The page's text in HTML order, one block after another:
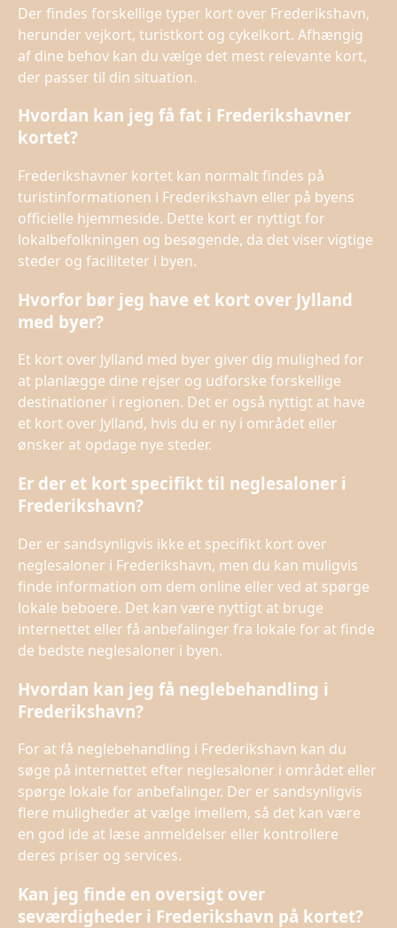
Der findes forskellige typer kort over Frederikshavn,
herunder vejkort, turistkort og cykelkort. Afhængig
af dine behov kan du vælge det mest relevante kort,
der passer til din situation.
Hvordan kan jeg få fat i Frederikshavner
kortet?
Frederikshavner kortet kan normalt findes på
turistinformationen i Frederikshavn eller på byens
officielle hjemmeside. Dette kort er nyttigt for
lokalbefolkningen og besøgende, da det viser vigtige
steder og faciliteter i byen.
Hvorfor bør jeg have et kort over Jylland
med byer?
Et kort over Jylland med byer giver dig mulighed for
at planlægge dine rejser og udforske forskellige
destinationer i regionen. Det er også nyttigt at have
et kort over Jylland, hvis du er ny i området eller
ønsker at opdage nye steder.
Er der et kort specifikt til neglesaloner i
Frederikshavn?
Der er sandsynligvis ikke et specifikt kort over
neglesaloner i Frederikshavn, men du kan muligvis
finde information om dem online eller ved at spørge
lokale beboere. Det kan være nyttigt at bruge
internettet eller få anbefalinger fra lokale for at finde
de bedste neglesaloner i byen.
Hvordan kan jeg få neglebehandling i
Frederikshavn?
For at få neglebehandling i Frederikshavn kan du
søge på internettet efter neglesaloner i området eller
spørge lokale for anbefalinger. Der er sandsynligvis
flere muligheder at vælge imellem, så det kan være
en god ide at læse anmeldelser eller kontrollere
deres priser og services.
Kan jeg finde en oversigt over
seværdigheder i Frederikshavn på kortet?